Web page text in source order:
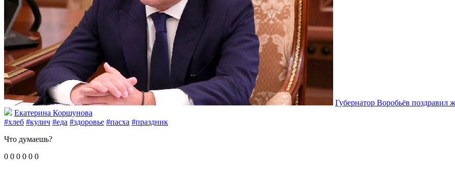
Губернатор Воробьёв поздравил
Екатерина Коршунова
#хлеб #кулич #еда #здоровье #пасха #праздник
Что думаешь?
0 0 0 0 0 0